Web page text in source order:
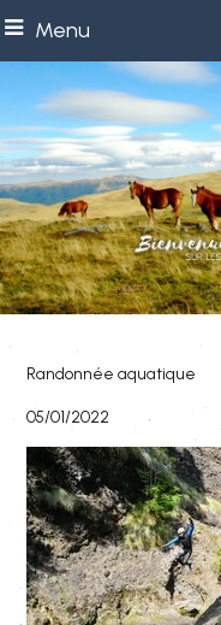
Menu
Randonnée aquatique
05/01/2022